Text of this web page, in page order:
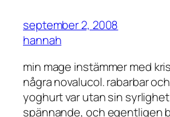
september 2, 2008
hannah
min mage instämmer med
några novalucol. rabarbar
yoghurt var utan sin
spännande, och egentligen